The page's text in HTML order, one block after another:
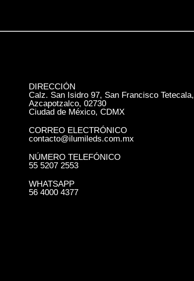
DIRECCIÓN
Calz. San Isidro 97, San Francisco Tetecala,
Azcapotzalco, 02730
Ciudad de México, CDMX
CORREO ELECTRÓNICO
contacto@ilumileds.com.mx
NÚMERO TELEFÓNICO
55 5207 2553
WHATSAPP
56 4000 4377